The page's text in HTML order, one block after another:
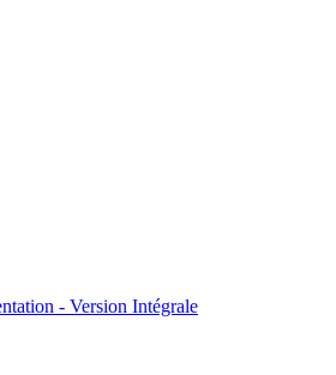
- Version Intégrale